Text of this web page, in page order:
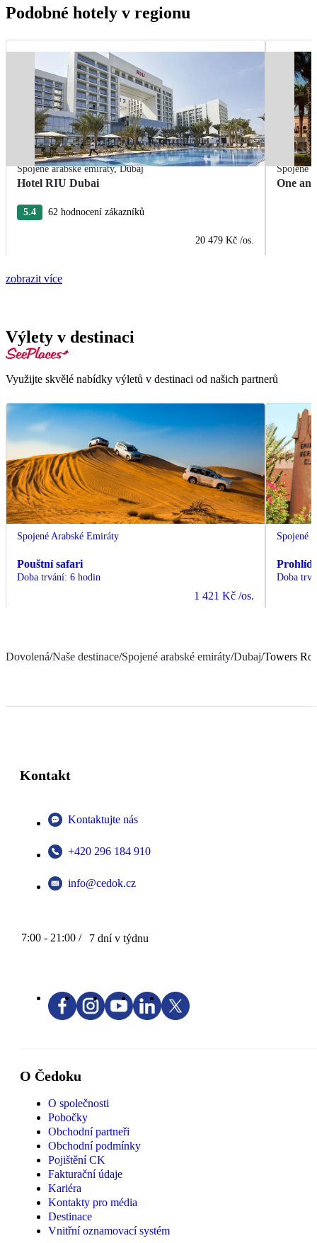
Podobné hotely v regionu
Spojené arabské emiráty,Dubaj
Hotel RIU Dubai
5.4 62 hodnocení zákazníků
20 479 Kč /os.
Spojené
One
zobrazit více
Výlety v destinaci
Využijte skvělé nabídky výletů v destinaci od našich partnerů
Spojené Arabské Emiráty
Pouštní safari
Doba trvání: 6 hodin
1 421 Kč /os.
Spojené
Doba
Dovolená/Naše destinace/Spojené arabské emiráty/Dubaj/Towers
Kontakt
Kontaktujte nás
+420 296 184 910
info@cedok.cz
7:00 - 21:00 / 7 dní v týdnu
O Čedoku
O společnosti
Pobočky
Obchodní partneři
Obchodní podmínky
Pojištění CK
Fakturační údaje
Kariéra
Kontakty pro média
Destinace
Vnitřní oznamovací systém